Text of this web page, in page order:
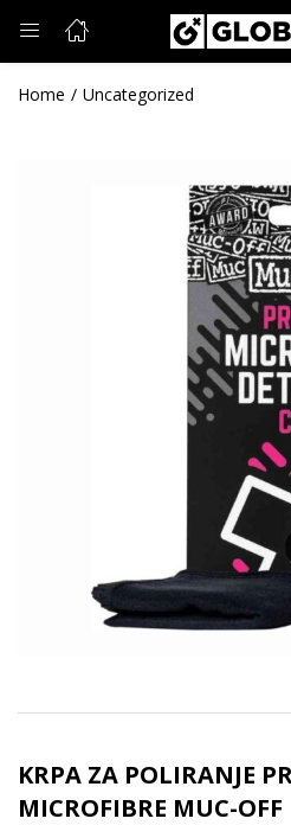
PRIJAVA
Prijava
Zaboravljena
Home Uncategorized
KRPA ZA POLIRANJE
MICROFIBRE MUC-OFF